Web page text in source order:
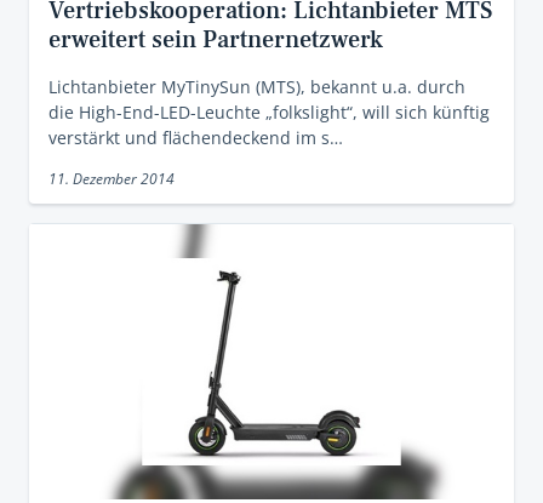
Vertriebskooperation: Lichtanbieter MTS
erweitert sein Partnernetzwerk
Lichtanbieter MyTinySun (MTS), bekannt u.a. durch
die High-End-LED-Leuchte „folkslight“, will sich künftig
verstärkt und flächendeckend im s…
11. Dezember 2014